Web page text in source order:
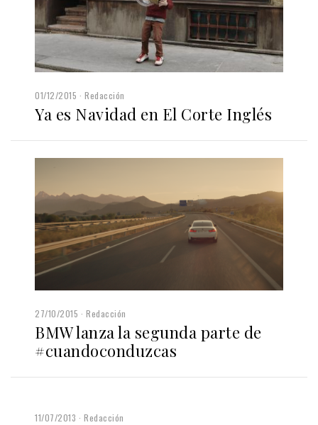
01/12/2015 Redacción
Ya es Navidad en El Corte Inglés
27/10/2015 Redacción
BMW lanza la segunda parte de
#cuandoconduzcas
11/07/2013 Redacción